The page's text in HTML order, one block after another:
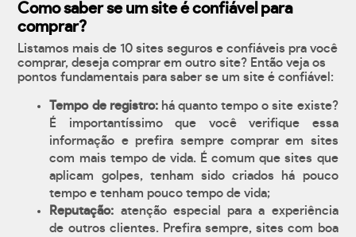
Como saber se um site é confiável para
comprar?
Listamos mais de 10 sites seguros e confiáveis pra você
comprar, deseja comprar em outro site? Então veja os
pontos fundamentais para saber se um site é confiável:
Tempo de registro:há quanto tempo o site existe?
É importantíssimo que você verifique essa
informação e prefira sempre comprar em sites
com mais tempo de vida. É comum que sites que
aplicam golpes, tenham sido criados há pouco
tempo e tenham pouco tempo de vida;
Reputação: atenção especial para a experiência
de outros clientes. Prefira sempre, sites com boa